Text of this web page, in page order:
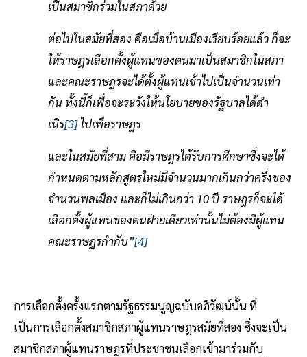
เป็นสมาชิกร่วมในสภาด้วย
ต่อไปในสมัยที่สอง คือเมื่อบ้านเมืองเรียบร้อยแล้ว ก็จะ
ให้ราษฎรเลือกตั้งผู้แทนของตนมาเป็นสมาชิกในสภา
และคณะราษฎรจะได้ตั้งผู้แทนเข้าไปเป็นจำนวนเท่า
กัน ทั้งนี้ก็เพื่อจะระวังให้นโยบายของรัฐบาลได้ดำ
เนิร[3]ไปเพื่อราษฎร
และในสมัยที่สาม คือมีราษฎรได้รับการศึกษาซึ่งจะได้
กำหนดตามหลักสูตรใหม่มีจำนวนมากเกินกว่าครึ่งของ
จำนวนพลเมือง และก็ไม่เกินกว่า 10 ปี ราษฎรก็จะได้
เลือกตั้งผู้แทนของตนฝ่ายเดียวเท่านั้นไม่ต้องมีผู้แทน
คณะราษฎรกำกับ”[4]
การเลือกตั้งครั้งแรกตามรัฐธรรมนูญฉบับอภิวัฒน์นั้น ที่
เป็นการเลือกตั้งสมาชิกสภาผู้แทนราษฎรสมัยที่สอง ซึ่งจะเป็น
สมาชิกสภาผู้แทนราษฎรที่ประชาชนเลือกเข้ามาร่วมกับ